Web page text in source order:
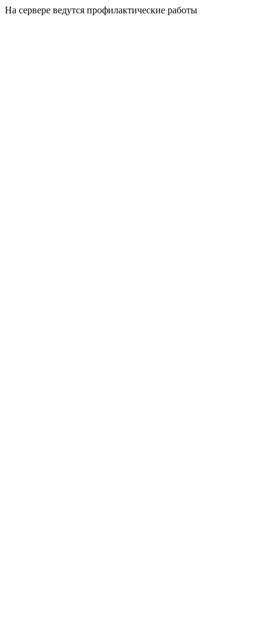
На сервере ведутся профилактические работы